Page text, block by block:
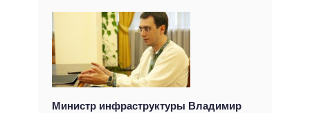
Министр инфраструктуры Владимир